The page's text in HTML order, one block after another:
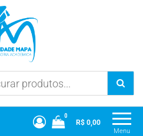
Mapa UniCesumar
Menu
0
R$ 0,00